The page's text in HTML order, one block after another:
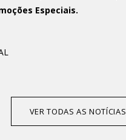
Especiais.
VER TODAS AS NOTÍCIAS